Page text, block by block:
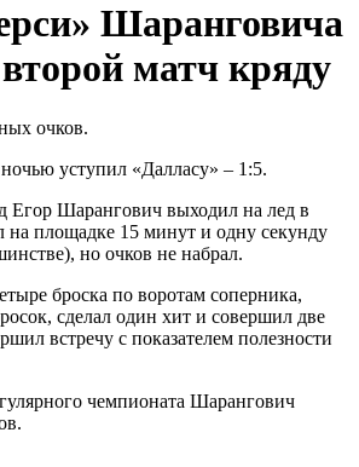
Шаранговича
матч кряду
очков.
уступил «Далласу» – 1:5.
Егор Шарангович выходил на лед в
на площадке 15 минут и одну секунду
но очков не набрал.
броска по воротам соперника,
сделал один хит и совершил две
встречу с показателем полезности
чемпионата Шарангович